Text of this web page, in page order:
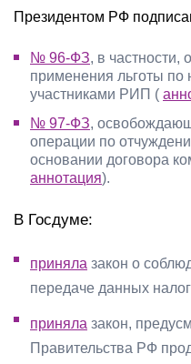
Президентом РФ
№ 96-ФЗ, в частности,
применения льготы по
участниками РИП (
№ 97-ФЗ,
операции по
основании договора
аннотация).
В Госдуме:
приняла закон о
передаче данных
приняла закон,
Правительства РФ